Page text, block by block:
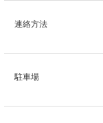
連絡方法
駐車場